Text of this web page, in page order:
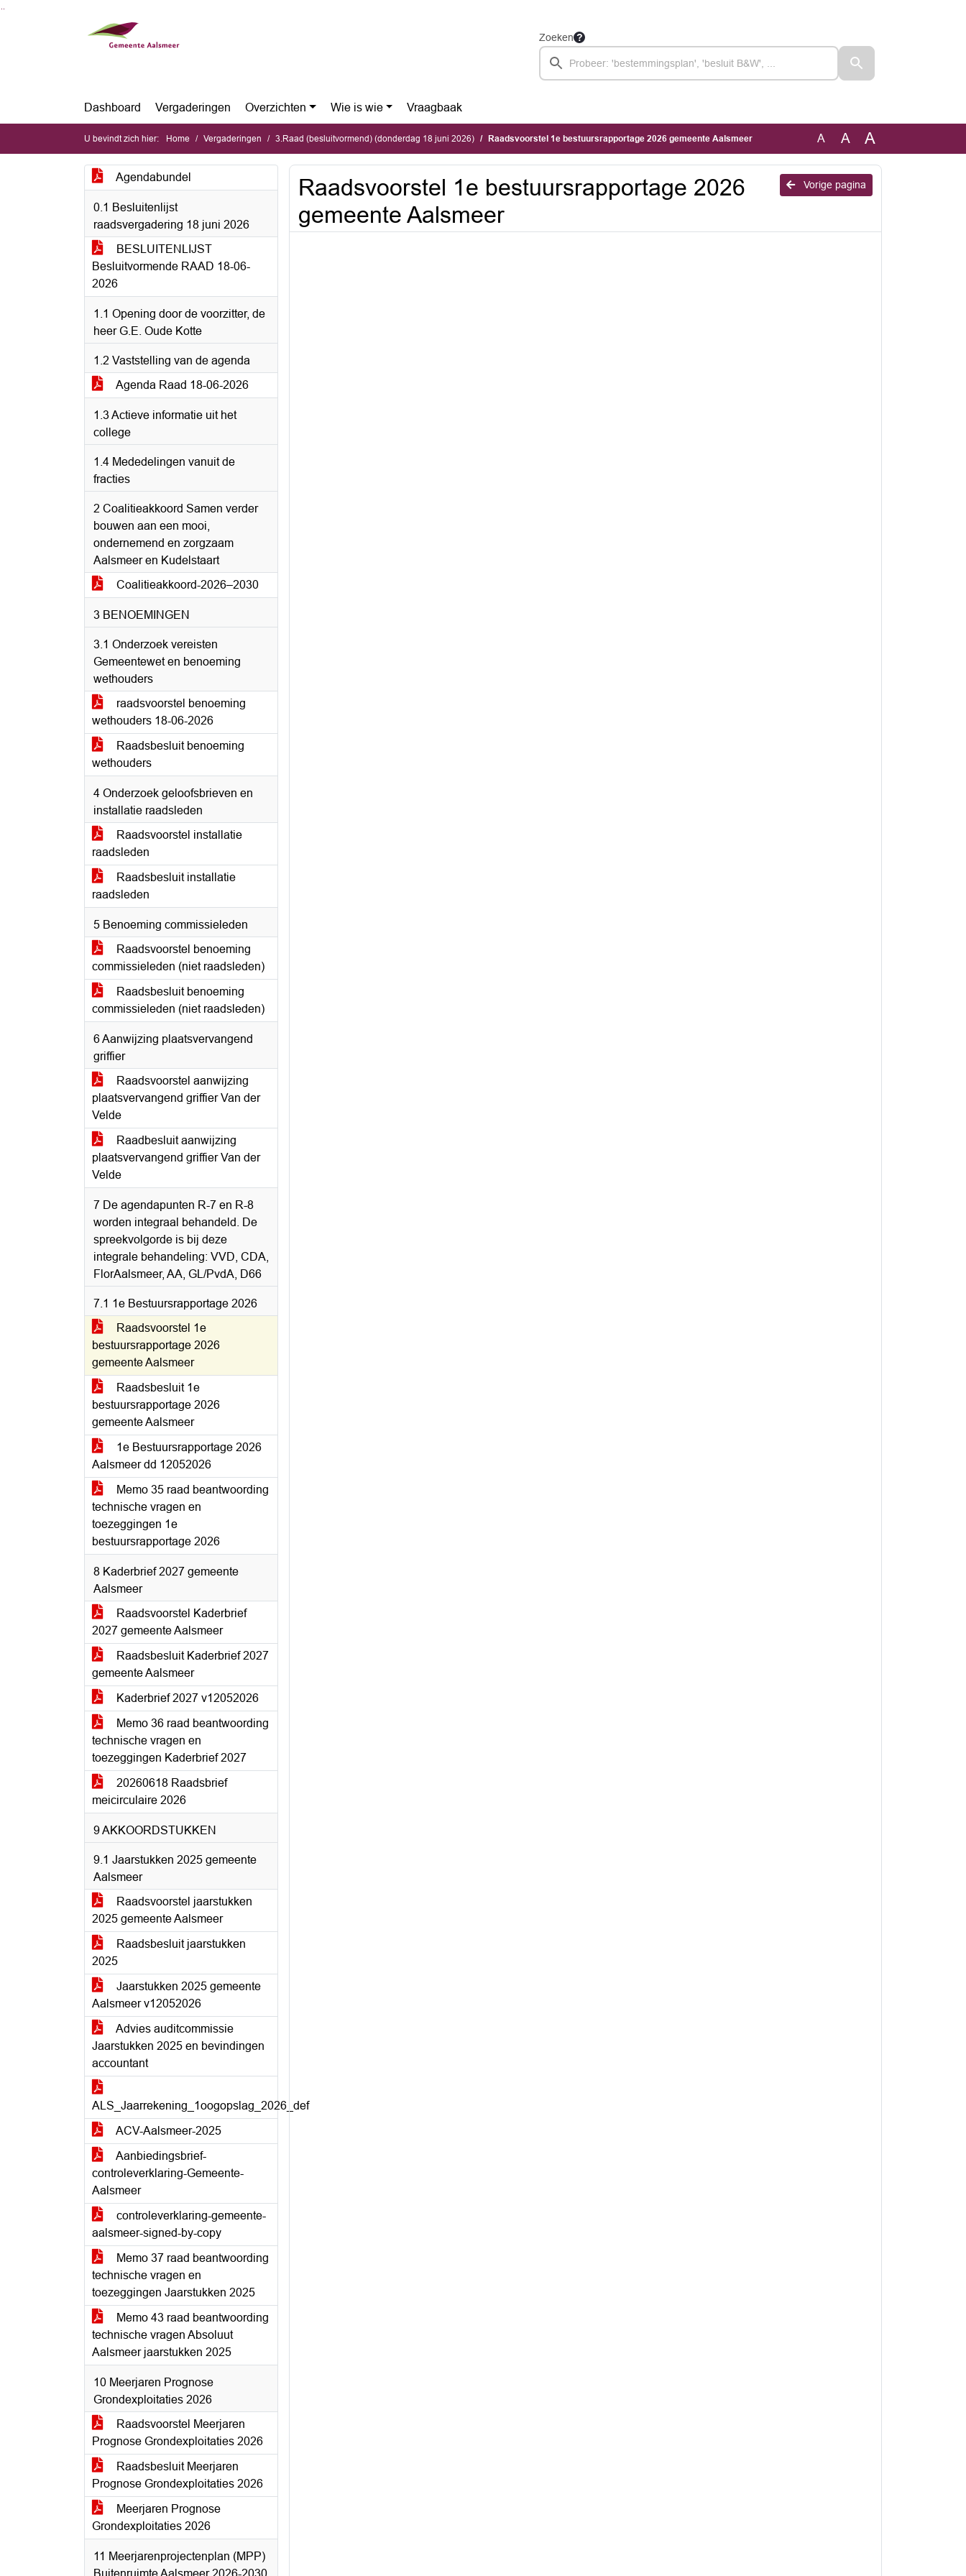
Zoeken
Dashboard Vergaderingen Overzichten Wie is wie Vraagbaak
U bevindt zich hier: Home Vergaderingen 3.Raad (besluitvormend) (donderdag 18 juni 2026) Raadsvoorstel 1e bestuursrapportage 2026 gemeente Aalsmeer A A A
Agendabundel
0.1 Besluitenlijst
raadsvergadering 18 juni 2026
BESLUITENLIJST
Besluitvormende RAAD 18-06-
2026
1.1 Opening door de voorzitter, de
heer G.E. Oude Kotte
1.2 Vaststelling van de agenda
Agenda Raad 18-06-2026
1.3 Actieve informatie uit het
college
1.4 Mededelingen vanuit de
fracties
2 Coalitieakkoord Samen verder
bouwen aan een mooi,
ondernemend en zorgzaam
Aalsmeer en Kudelstaart
Coalitieakkoord-2026–2030
3 BENOEMINGEN
3.1 Onderzoek vereisten
Gemeentewet en benoeming
wethouders
raadsvoorstel benoeming
wethouders 18-06-2026
Raadsbesluit benoeming
wethouders
4 Onderzoek geloofsbrieven en
installatie raadsleden
Raadsvoorstel installatie
raadsleden
Raadsbesluit installatie
raadsleden
5 Benoeming commissieleden
Raadsvoorstel benoeming
commissieleden (niet raadsleden)
Raadsbesluit benoeming
commissieleden (niet raadsleden)
6 Aanwijzing plaatsvervangend
griffier
Raadsvoorstel aanwijzing
plaatsvervangend griffier Van der
Velde
Raadbesluit aanwijzing
plaatsvervangend griffier Van der
Velde
7 De agendapunten R-7 en R-8
worden integraal behandeld. De
spreekvolgorde is bij deze
integrale behandeling: VVD, CDA,
FlorAalsmeer, AA, GL/PvdA, D66
7.1 1e Bestuursrapportage 2026
Raadsvoorstel 1e
bestuursrapportage 2026
gemeente Aalsmeer
Raadsbesluit 1e
bestuursrapportage 2026
gemeente Aalsmeer
1e Bestuursrapportage 2026
Aalsmeer dd 12052026
Memo 35 raad beantwoording
technische vragen en
toezeggingen 1e
bestuursrapportage 2026
8 Kaderbrief 2027 gemeente
Aalsmeer
Raadsvoorstel Kaderbrief
2027 gemeente Aalsmeer
Raadsbesluit Kaderbrief 2027
gemeente Aalsmeer
Kaderbrief 2027 v12052026
Memo 36 raad beantwoording
technische vragen en
toezeggingen Kaderbrief 2027
20260618 Raadsbrief
meicirculaire 2026
9 AKKOORDSTUKKEN
9.1 Jaarstukken 2025 gemeente
Aalsmeer
Raadsvoorstel jaarstukken
2025 gemeente Aalsmeer
Raadsbesluit jaarstukken
2025
Jaarstukken 2025 gemeente
Aalsmeer v12052026
Advies auditcommissie
Jaarstukken 2025 en bevindingen
accountant
ALS_Jaarrekening_1oogopslag_2026_def
ACV-Aalsmeer-2025
Aanbiedingsbrief-
controleverklaring-Gemeente-
Aalsmeer
controleverklaring-gemeente-
aalsmeer-signed-by-copy
Memo 37 raad beantwoording
technische vragen en
toezeggingen Jaarstukken 2025
Memo 43 raad beantwoording
technische vragen Absoluut
Aalsmeer jaarstukken 2025
10 Meerjaren Prognose
Grondexploitaties 2026
Raadsvoorstel Meerjaren
Prognose Grondexploitaties 2026
Raadsbesluit Meerjaren
Prognose Grondexploitaties 2026
Meerjaren Prognose
Grondexploitaties 2026
11 Meerjarenprojectenplan (MPP)
Buitenruimte Aalsmeer 2026-2030
Vorige pagina
Raadsvoorstel 1e bestuursrapportage 2026
gemeente Aalsmeer